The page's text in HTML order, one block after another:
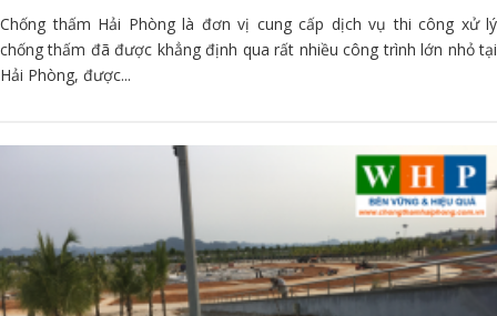
Chống thấm Hải Phòng là đơn vị cung cấp dịch vụ thi công xử lý
chống thấm đã được khẳng định qua rất nhiều công trình lớn nhỏ tại
Hải Phòng, được...